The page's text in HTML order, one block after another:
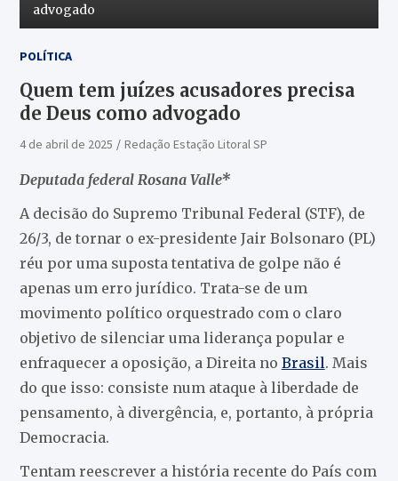
advogado
POLÍTICA
Quem tem juízes acusadores precisa
de Deus como advogado
4 de abril de 2025 Redação Estação Litoral SP
Deputada federal Rosana Valle*
A decisão do Supremo Tribunal Federal (STF), de
26/3, de tornar o ex-presidente Jair Bolsonaro (PL)
réu por uma suposta tentativa de golpe não é
apenas um erro jurídico. Trata-se de um
movimento político orquestrado com o claro
objetivo de silenciar uma liderança popular e
enfraquecer a oposição, a Direita no Brasil. Mais
do que isso: consiste num ataque à liberdade de
pensamento, à divergência, e, portanto, à própria
Democracia.
Tentam reescrever a história recente do País com